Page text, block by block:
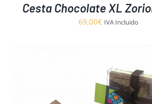
Cesta Chocolate XL
69,00€ IVA Incluido